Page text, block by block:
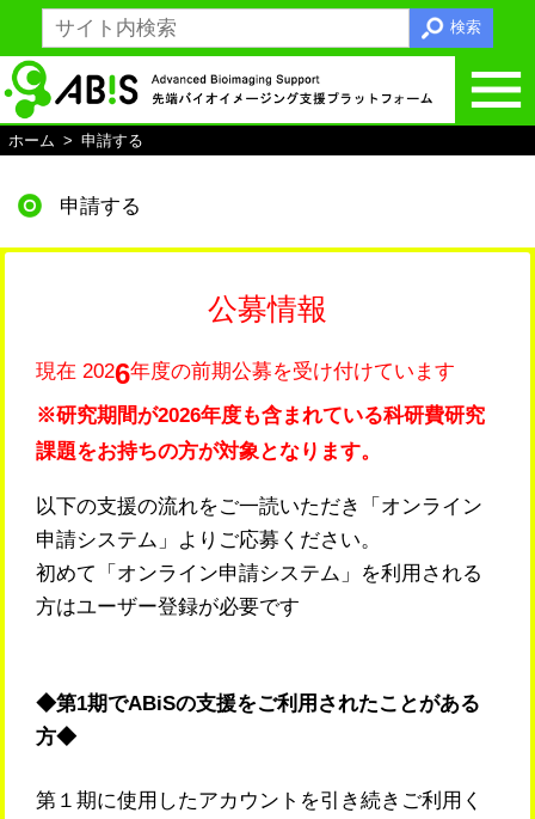
検索
ホームへ戻る
ABiSとは
支援内容
MRI支援
画像解析支援
トレーニング
イベント
申請する
イメージング相談窓口
よくある質問
ホーム 申請する
申請する
公募情報
現在 2026年度の前期公募を受け付けています
※研究期間が2026年度も含まれている科研費研究
課題をお持ちの方が対象となります。
以下の支援の流れをご一読いただき「オンライン
申請システム」よりご応募ください。
初めて「オンライン申請システム」を利用される
方はユーザー登録が必要です
◆第1期でABiSの支援をご利用されたことがある
方◆
第１期に使用したアカウントを引き続きご利用く